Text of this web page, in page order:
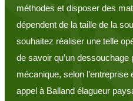
méthodes et disposer des
dépendent de la taille de la
souhaitez réaliser une telle
de savoir qu’un dessouchage
mécanique, selon
appel à Balland élagueur